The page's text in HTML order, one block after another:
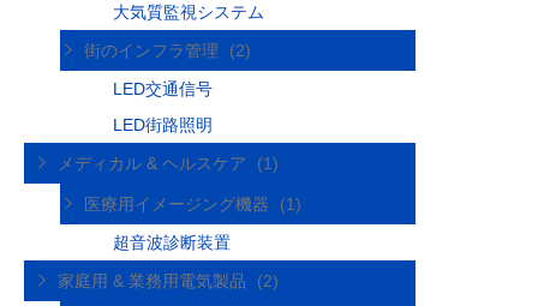
大気質監視システム
街のインフラ管理
(2)
LED交通信号
LED街路照明
メディカル & ヘルスケア
(1)
医療用イメージング機器
(1)
超音波診断装置
家庭用 & 業務用電気製品
(2)